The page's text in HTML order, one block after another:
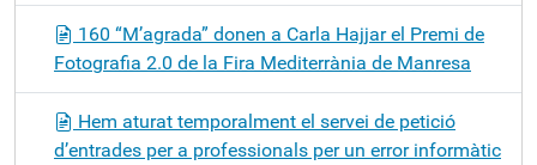
160 “M’agrada” donen a Carla Hajjar el Premi de
Fotografia 2.0 de la Fira Mediterrània de Manresa
Hem aturat temporalment el servei de petició
d’entrades per a professionals per un error informàtic